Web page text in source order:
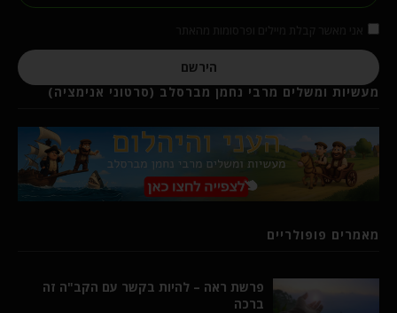
הירשם
מעשיות ומשלים מרבי נחמן מברסלב (סרטוני אנימציה)
מאמרים פופולריים
פרשת ראה – להיות בקשר עם הקב"ה זה
ברכה